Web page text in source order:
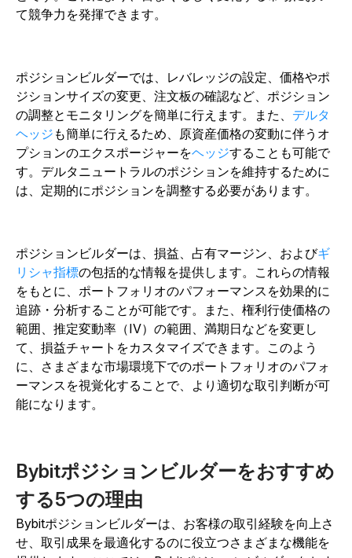
て競争力を発揮できます。
ポジションビルダーでは、レバレッジの設定、価格やポ
ジションサイズの変更、注文板の確認など、ポジション
の調整とモニタリングを簡単に行えます。また、 デルタ
ヘッジ も簡単に行えるため、原資産価格の変動に伴うオ
プションのエクスポージャーをヘッジすることも可能で
す。デルタニュートラルのポジションを維持するために
は、定期的にポジションを調整する必要があります。
ポジションビルダーは、損益、占有マージン、およびギ
リシャ指標の包括的な情報を提供します。これらの情報
をもとに、ポートフォリオのパフォーマンスを効果的に
追跡・分析することが可能です。また、権利行使価格の
範囲、推定変動率（IV）の範囲、満期日などを変更し
て、損益チャートをカスタマイズできます。このよう
に、さまざまな市場環境下でのポートフォリオのパフォ
ーマンスを視覚化することで、より適切な取引判断が可
能になります。
Bybitポジションビルダーをおすすめ
する5つの理由
Bybitポジションビルダーは、お客様の取引経験を向上さ
せ、取引成果を最適化するのに役立つさまざまな機能を